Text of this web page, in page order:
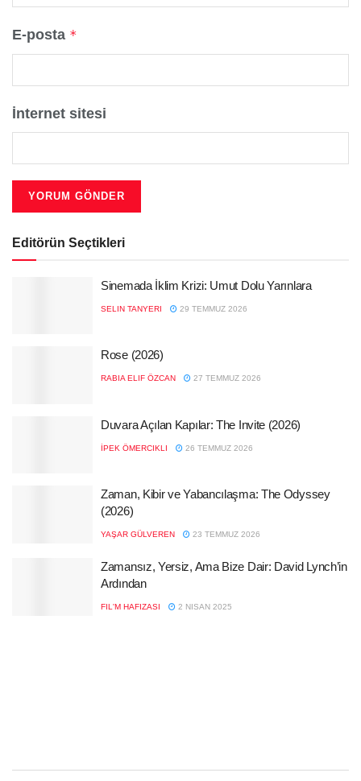
E-posta *
İnternet sitesi
Editörün Seçtikleri
Sinemada İklim Krizi: Umut Dolu Yarınlara
SELIN TANYERI 29 TEMMUZ 2026
Rose (2026)
RABIA ELIF ÖZCAN 27 TEMMUZ 2026
Duvara Açılan Kapılar: The Invite (2026)
İPEK ÖMERCIKLI 26 TEMMUZ 2026
Zaman, Kibir ve Yabancılaşma: The Odyssey
(2026)
YAŞAR GÜLVEREN 23 TEMMUZ 2026
Zamansız, Yersiz, Ama Bize Dair: David Lynch’in
Ardından
FIL'M HAFIZASI 2 NISAN 2025